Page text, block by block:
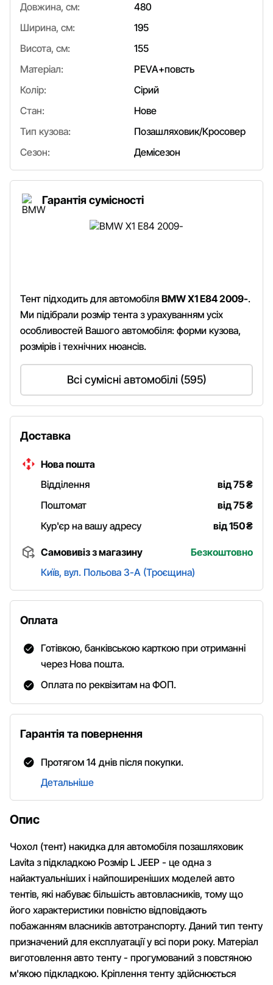
Опис
Чохол (тент) накидка для автомобіля позашляховик
Lavita з підкладкою Розмір L JEEP - це одна з
найактуальніших і найпоширеніших моделей авто
тентів, які набуває більшість автовласників, тому що
його характеристики повністю відповідають
побажанням власників автотранспорту. Даний тип тенту
призначений для експлуатації у всі пори року. Матеріал
виготовлення авто тенту - прогумований з повстяною
м'якою підкладкою. Кріплення тенту здійснюється
Довжина, см:
480
Ширина, см:
195
Висота, см:
155
Матеріал:
PEVA+повсть
Колір:
Сірий
Стан:
Нове
Тип кузова:
Позашляховик/Кросовер
Сезон:
Демісезон
Гарантія сумісності
Тент підходить для автомобіля BMW X1 E84 2009-.
Ми підібрали розмір тента з урахуванням усіх
особливостей Вашого автомобіля: форми кузова,
розмірів і технічних нюансів.
Всі сумісні автомобілі (595)
Доставка
Нова пошта
Відділення
від 75₴
Поштомат
від 75₴
Кур'єр на вашу адресу
від 150₴
Самовивіз з магазину
Безкоштовно
Київ, вул. Польова 3-А (Троєщина)
Оплата
Готівкою, банківською карткою при отриманні
через Нова пошта.
Оплата по реквізитам на ФОП.
Гарантія та повернення
Протягом 14 днів після покупки.
Детальніше